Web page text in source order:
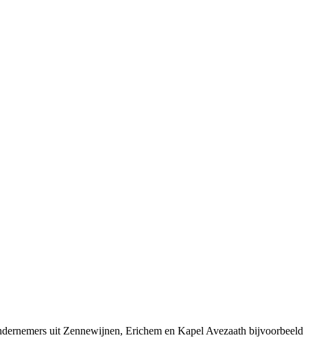
uit Zennewijnen, Erichem en Kapel Avezaath bijvoorbeeld